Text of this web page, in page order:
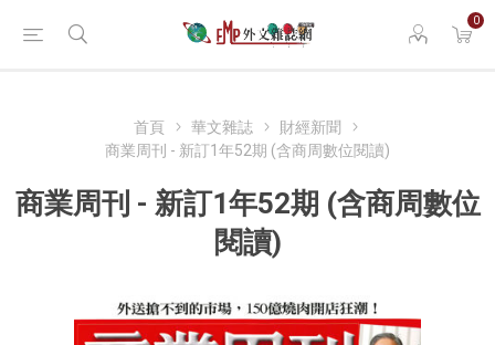
0
首頁 華文雜誌
財經新聞
商業周刊 - 新訂1年52期 (含商周數位閱讀)
商業周刊 - 新訂1年52期 (含商周數位
閱讀)